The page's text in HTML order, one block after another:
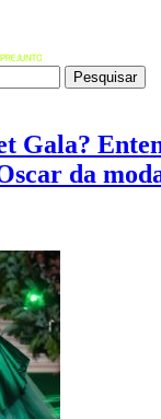
Pesquisar
Gala?
da